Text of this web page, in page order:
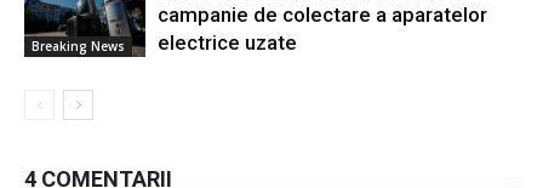
Breaking News
campanie de colectare a aparatelor
electrice uzate
4 COMENTARII